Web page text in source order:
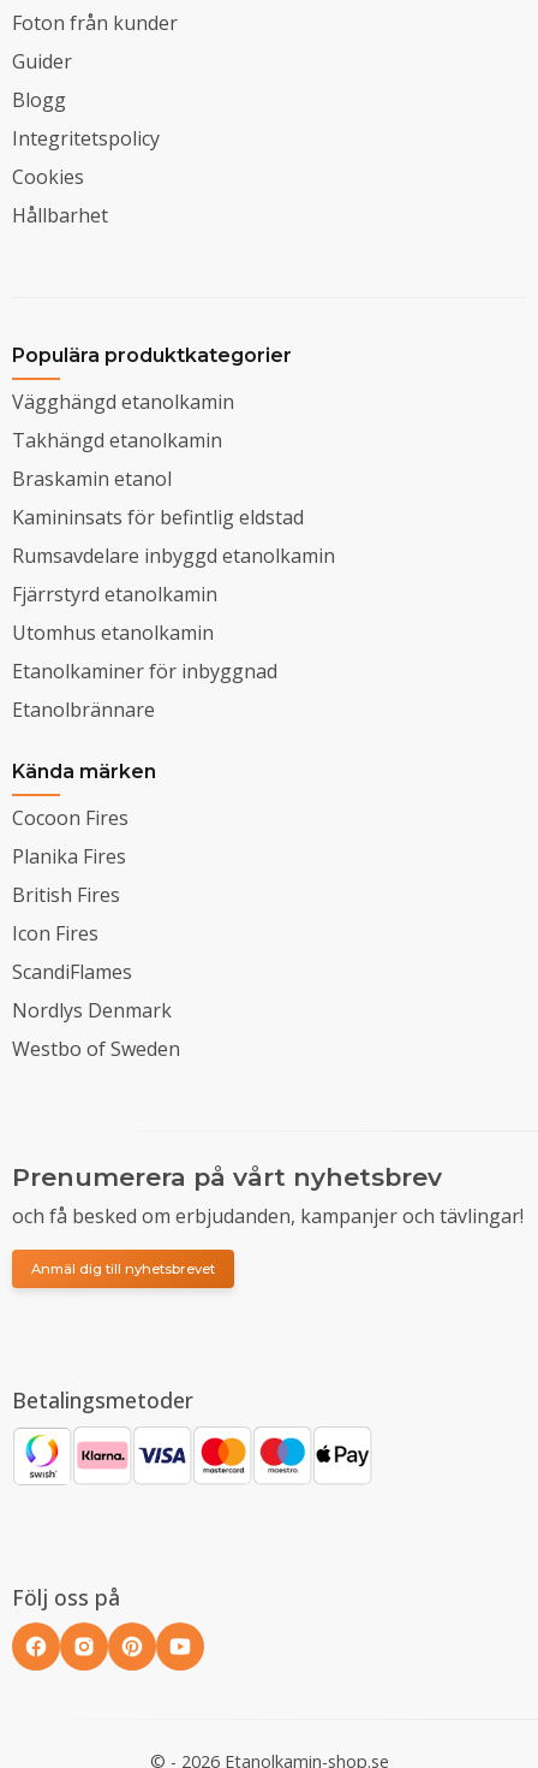
Foton från kunder
Guider
Blogg
Integritetspolicy
Cookies
Hållbarhet
Populära produktkategorier
Vägghängd etanolkamin
Takhängd etanolkamin
Braskamin etanol
Kamininsats för befintlig eldstad
Rumsavdelare inbyggd etanolkamin
Fjärrstyrd etanolkamin
Utomhus etanolkamin
Etanolkaminer för inbyggnad
Etanolbrännare
Kända märken
Cocoon Fires
Planika Fires
British Fires
Icon Fires
ScandiFlames
Nordlys Denmark
Westbo of Sweden
Prenumerera på vårt nyhetsbrev
och få besked om erbjudanden, kampanjer och tävlingar!
Anmäl dig till nyhetsbrevet
Betalingsmetoder
Följ oss på
© - 2026 Etanolkamin-shop.se